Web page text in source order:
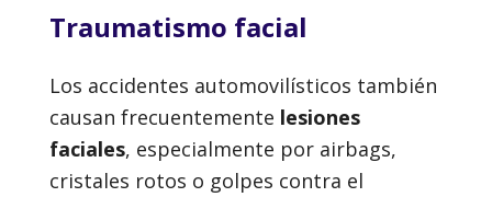
Traumatismo facial
Los accidentes automovilísticos también
causan frecuentemente lesiones
faciales, especialmente por airbags,
cristales rotos o golpes contra el